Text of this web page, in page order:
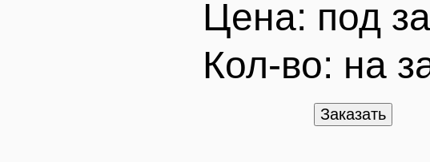
Цена: под
Кол-во: на